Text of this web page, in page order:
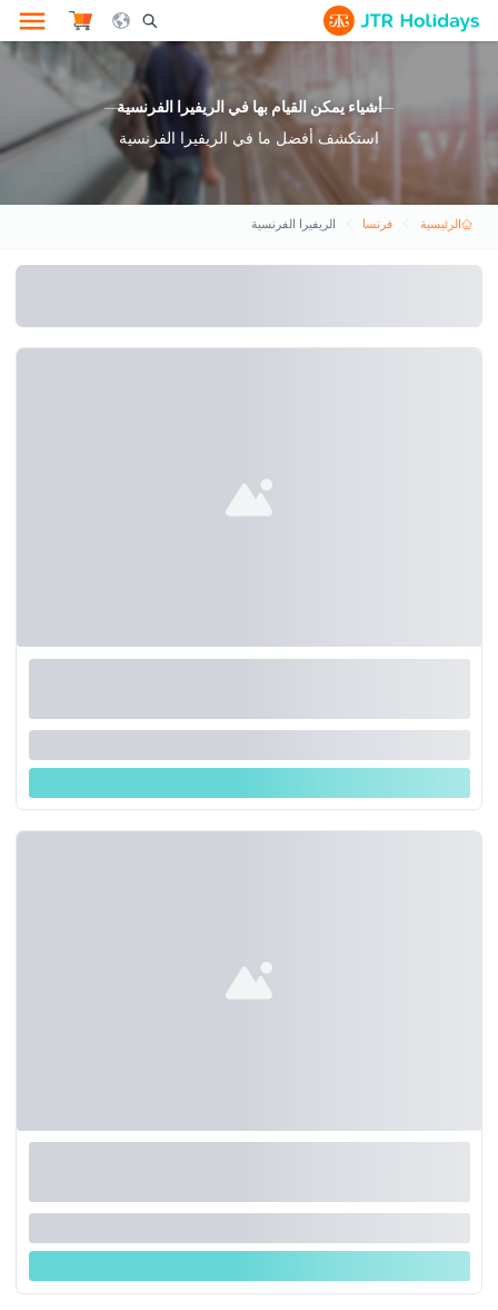
Search Opener Icon
أشياء يمكن القيام بها في الريفيرا الفرنسية
استكشف أفضل ما في الريفيرا الفرنسية
الرئيسية فرنسا الريفيرا الفرنسية